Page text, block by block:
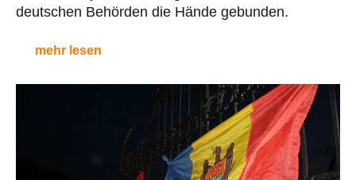
deutschen Behörden die Hände gebunden.
mehr lesen